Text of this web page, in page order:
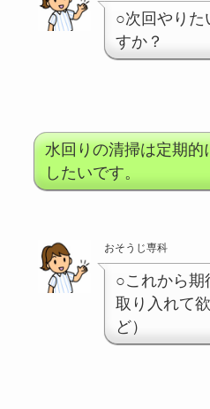
○次回やりた
すか？
水回りの清掃は定期的
したいです。
おそうじ専科
○これから期
取り入れて
ど）